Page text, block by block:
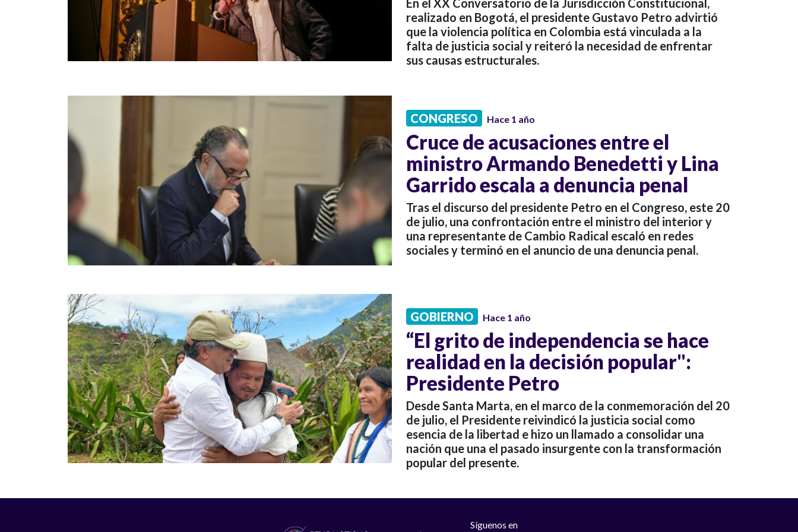
En el XX Conversatorio de la Jurisdicción Constitucional,
realizado en Bogotá, el presidente Gustavo Petro advirtió
que la violencia política en Colombia está vinculada a la
falta de justicia social y reiteró la necesidad de enfrentar
sus causas estructurales.
CONGRESO Hace 1 año
Cruce de acusaciones entre el
ministro Armando Benedetti y Lina
Garrido escala a denuncia penal
Tras el discurso del presidente Petro en el Congreso, este 20
de julio, una confrontación entre el ministro del interior y
una representante de Cambio Radical escaló en redes
sociales y terminó en el anuncio de una denuncia penal.
GOBIERNO Hace 1 año
“El grito de independencia se hace
realidad en la decisión popular":
Presidente Petro
Desde Santa Marta, en el marco de la conmemoración del 20
de julio, el Presidente reivindicó la justicia social como
esencia de la libertad e hizo un llamado a consolidar una
nación que una el pasado insurgente con la transformación
popular del presente.
Síguenos en